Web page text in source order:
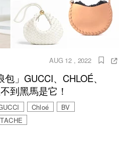
AUG 12 , 2022
」GUCCI、CHLOÉ、
到黑馬是它！
Chloé
BV